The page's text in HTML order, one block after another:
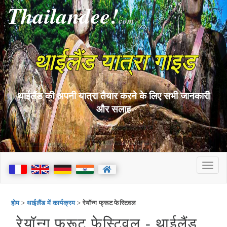
Thailandee!com
थाईलैंड यात्रा गाइड
थाईलैंड की अपनी यात्रा तैयार करने के लिए सभी जानकारी
और सलाह
होम>थाईलैंड में कार्यक्रम> रेयॉन्ग फ्रूट फेस्टिवल
रेयॉन्ग फ्रूट फेस्टिवल - थाईलैंड